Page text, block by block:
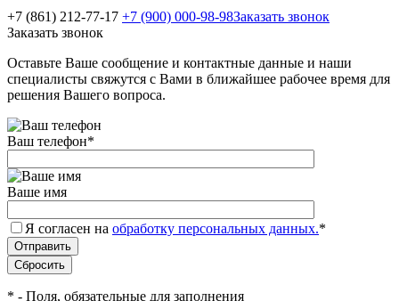
+7 (861) 212-77-17 +7 (900) 000-98-98Заказать звонок
Заказать звонок
Оставьте Ваше сообщение и контактные данные и наши
специалисты свяжутся с Вами в ближайшее рабочее время для
решения Вашего вопроса.
Ваш телефон*
Ваше имя
Я согласен на обработку персональных данных.*
* - Поля, обязательные для заполнения